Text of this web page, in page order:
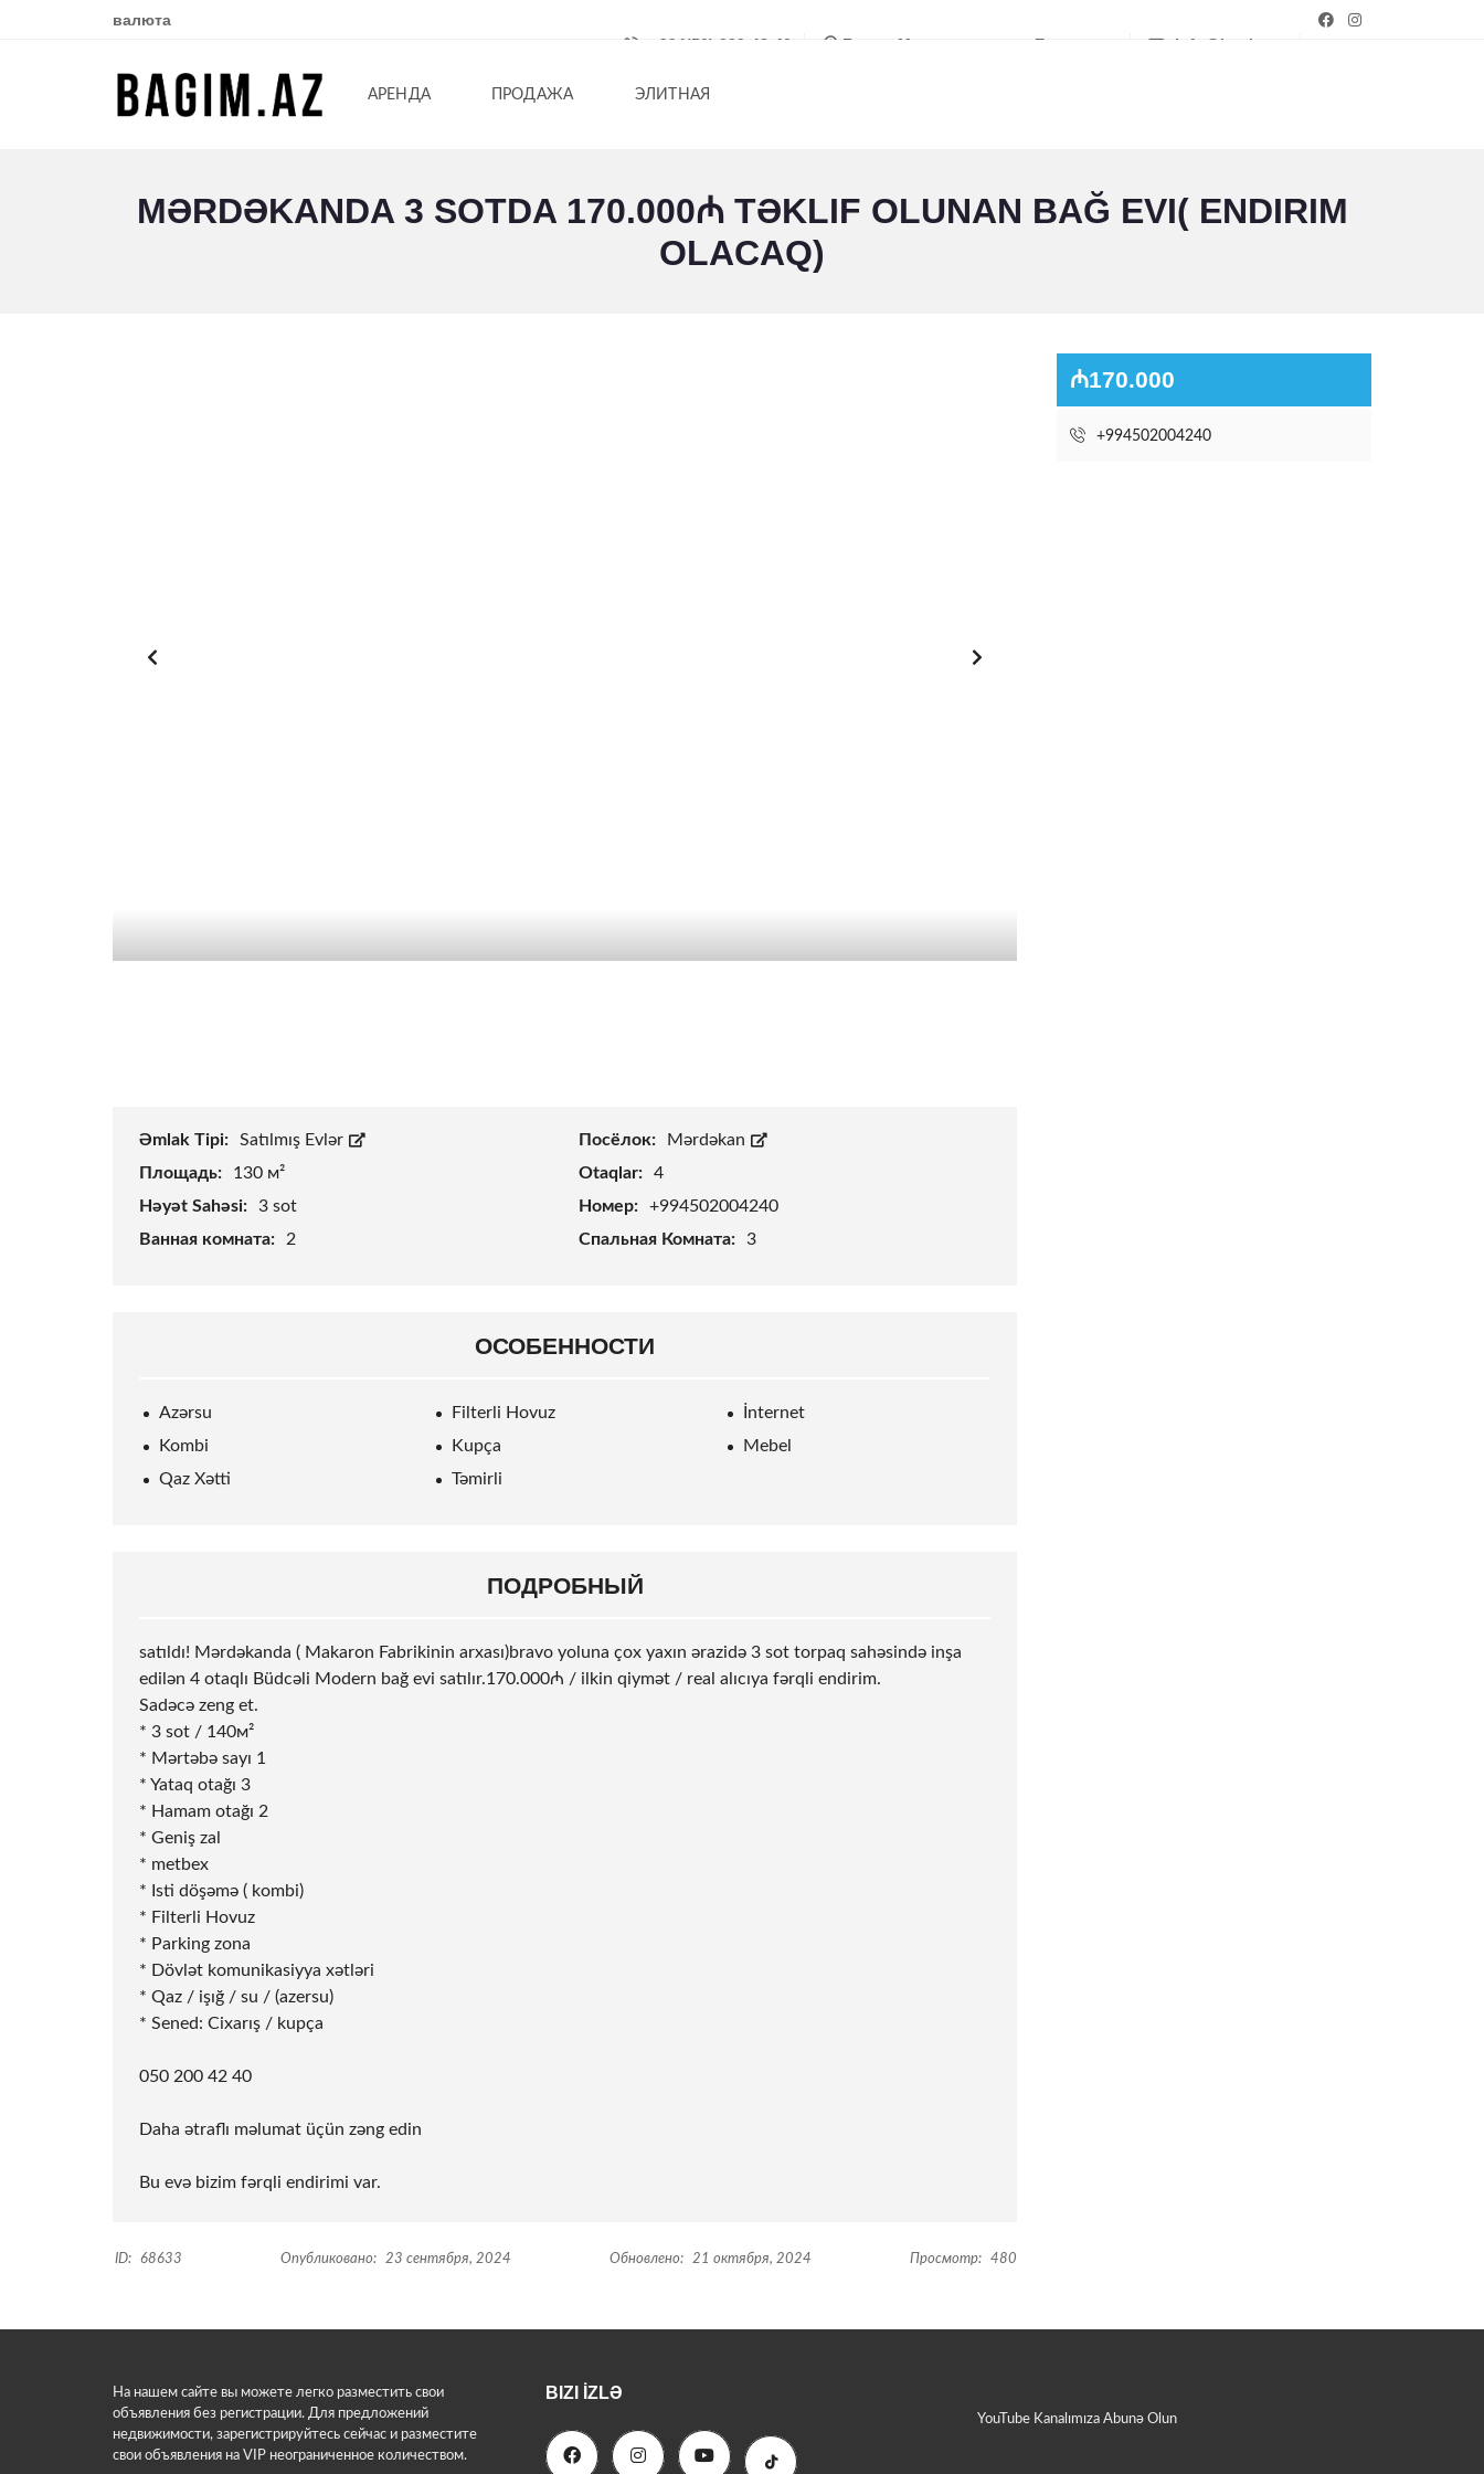
валюта
+994(50) 200-42-40
Баку г. Мардиакансии п. Есенин ул. info@bagim.az
АРЕНДА ПРОДАЖА ЭЛИТНАЯ
MƏRDƏKANDA 3 SOTDA 170.000₼ TƏKLIF OLUNAN BAĞ EVI( ENDIRIM
OLACAQ)
Əmlak Tipi: Satılmış Evlər Посёлок:
Mərdəkan
Площадь:
130 м² Otaqlar:
4
Həyət Sahəsi:
3 sot Номер:
+994502004240
Ванная комната:
2 Спальная Комната: 3
ОСОБЕННОСТИ
Azərsu Filterli Hovuz
İnternet
Kombi
Kupça
Mebel
Qaz Xətti
Təmirli
ПОДРОБНЫЙ
satıldı! Mərdəkanda ( Makaron Fabrikinin arxası)bravo yoluna çox yaxın ərazidə 3 sot torpaq sahəsində inşa
edilən 4 otaqlı Büdcəli Modern bağ evi satılır.170.000₼ / ilkin qiymət / real alıcıya fərqli endirim.
Sadəcə zeng et.
* 3 sot / 140м²
* Mərtəbə sayı 1
* Yataq otağı 3
* Hamam otağı 2
* Geniş zal
* metbex
* Isti döşəmə ( kombi)
* Filterli Hovuz
* Parking zona
* Dövlət komunikasiyya xətləri
* Qaz / işığ / su / (azersu)
* Sened: Cixarış / kupça
050 200 42 40
Daha ətraflı məlumat üçün zəng edin
Bu evə bizim fərqli endirimi var.
ID: 68633 Опубликовано: 23 сентября, 2024 Обновлено: 21 октября, 2024 Просмотр: 480
₼170.000
+994502004240
На нашем сайте вы можете легко разместить свои
объявления без регистрации. Для предложений
недвижимости, зарегистрируйтесь сейчас и разместите
свои объявления на VIP неограниченное количеством.
BIZI İZLƏ
YouTube Kanalımıza Abunə Olun